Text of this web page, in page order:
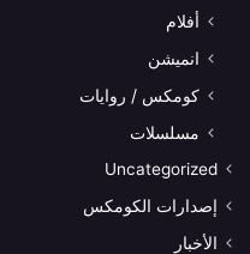
أفلام
انميشن
كومكس / روايات
مسلسلات
Uncategorized
إصدارات الكومكس
الأخبار